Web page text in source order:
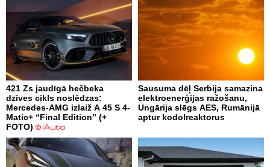
421 Zs jaudīgā hečbeka
dzīves cikls noslēdzas:
Mercedes-AMG izlaiž A 45 S 4-
Matic+ “Final Edition” (+
FOTO)
Sausuma dēļ Serbija samazina
elektroenerģijas ražošanu,
Ungārija slēgs AES, Rumānijā
aptur kodolreaktorus